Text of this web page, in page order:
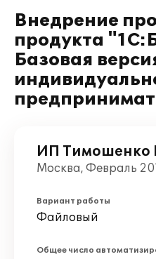
Внедрение
продукта
Базовая
ИП Тимошенко
Москва, Февраль
Вариант работы
Файловый
Общее число